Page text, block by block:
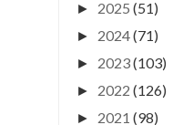
► 2025 (51)
► 2024(71)
► 2023(103)
► 2022 (126)
► 2021 (98)